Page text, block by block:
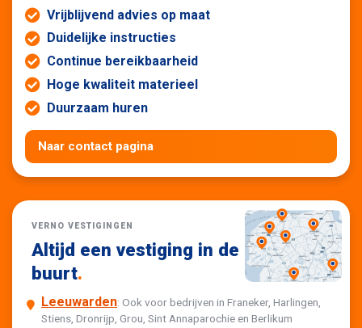
Vrijblijvend advies op maat
Duidelijke instructies
Continue bereikbaarheid
Hoge kwaliteit materieel
Duurzaam huren
Naar contact pagina
VERNO VESTIGINGEN
Altijd een vestiging in de
buurt.
Leeuwarden: Ook voor bedrijven in Franeker, Harlingen,
Stiens, Dronrijp, Grou, Sint Annaparochie en Berlikum